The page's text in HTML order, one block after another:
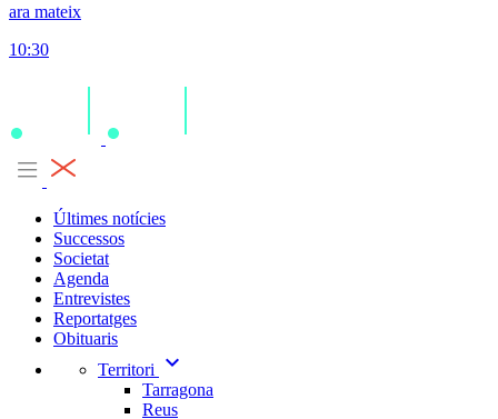
ara mateix
10:30
Últimes notícies
Successos
Societat
Agenda
Entrevistes
Reportatges
Obituaris
Territori
expand_more
Tarragona
Reus